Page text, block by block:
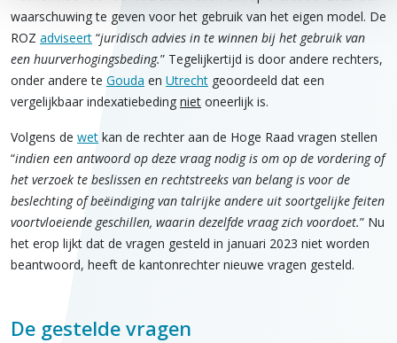
waarschuwing te geven voor het gebruik van het eigen model. De
ROZ adviseert “juridisch advies in te winnen bij het gebruik van
een huurverhogingsbeding.” Tegelijkertijd is door andere rechters,
onder andere te Gouda en Utrecht geoordeeld dat een
vergelijkbaar indexatiebeding niet oneerlijk is.
Volgens de wet kan de rechter aan de Hoge Raad vragen stellen
“indien een antwoord op deze vraag nodig is om op de vordering of
het verzoek te beslissen en rechtstreeks van belang is voor de
beslechting of beëindiging van talrijke andere uit soortgelijke feiten
voortvloeiende geschillen, waarin dezelfde vraag zich voordoet.” Nu
het erop lijkt dat de vragen gesteld in januari 2023 niet worden
beantwoord, heeft de kantonrechter nieuwe vragen gesteld.
De gestelde vragen